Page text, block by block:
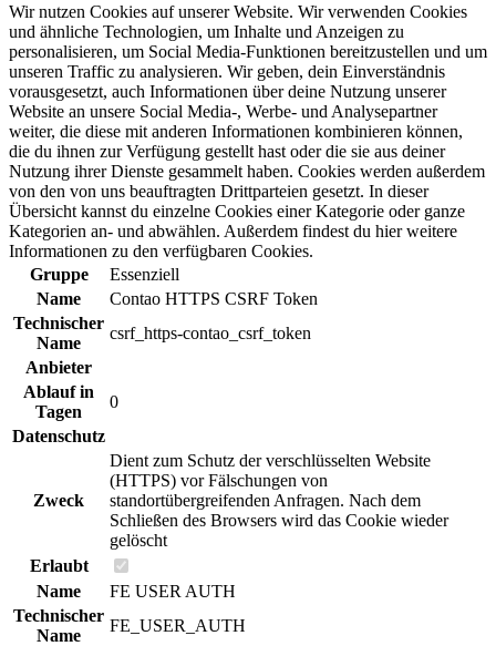
Wir nutzen Cookies auf unserer Website. Wir verwenden Cookies
und ähnliche Technologien, um Inhalte und Anzeigen zu
personalisieren, um Social Media-Funktionen bereitzustellen und um
unseren Traffic zu analysieren. Wir geben, dein Einverständnis
vorausgesetzt, auch Informationen über deine Nutzung unserer
Website an unsere Social Media-, Werbe- und Analysepartner
weiter, die diese mit anderen Informationen kombinieren können,
die du ihnen zur Verfügung gestellt hast oder die sie aus deiner
Nutzung ihrer Dienste gesammelt haben. Cookies werden außerdem
von den von uns beauftragten Drittparteien gesetzt. In dieser
Übersicht kannst du einzelne Cookies einer Kategorie oder ganze
Kategorien an- und abwählen. Außerdem findest du hier weitere
Informationen zu den verfügbaren Cookies.
Gruppe
Essenziell
Name
Contao HTTPS CSRF Token
Technischer
Name
csrf_https-contao_csrf_token
Anbieter
Ablauf in
Tagen
0
Datenschutz
Zweck
Dient zum Schutz der verschlüsselten Website
(HTTPS) vor Fälschungen von
standortübergreifenden Anfragen. Nach dem
Schließen des Browsers wird das Cookie wieder
gelöscht
Erlaubt
Name
FE USER AUTH
Technischer
Name
FE_USER_AUTH